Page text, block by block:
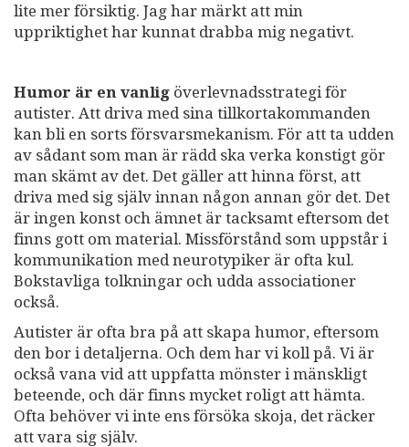
lite mer försiktig. Jag har märkt att min
uppriktighet har kunnat drabba mig negativt.
Humor är en vanlig överlevnadsstrategi för
autister. Att driva med sina tillkortakommanden
kan bli en sorts försvarsmekanism. För att ta udden
av sådant som man är rädd ska verka konstigt gör
man skämt av det. Det gäller att hinna först, att
driva med sig själv innan någon annan gör det. Det
är ingen konst och ämnet är tacksamt eftersom det
finns gott om material. Missförstånd som uppstår i
kommunikation med neurotypiker är ofta kul.
Bokstavliga tolkningar och udda associationer
också.
Autister är ofta bra på att skapa humor, eftersom
den bor i detaljerna. Och dem har vi koll på. Vi är
också vana vid att uppfatta mönster i mänskligt
beteende, och där finns mycket roligt att hämta.
Ofta behöver vi inte ens försöka skoja, det räcker
att vara sig själv.